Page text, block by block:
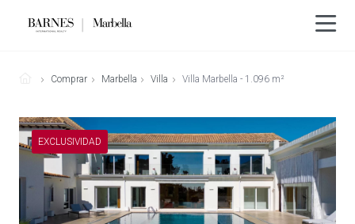
Comprar Marbella Villa Villa Marbella - 1.096 m²
EXCLUSIVIDAD